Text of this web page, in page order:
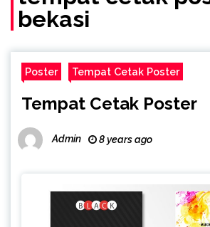
bekasi
Poster Tempat Cetak Poster
Tempat Cetak Poster
Admin 8 years ago